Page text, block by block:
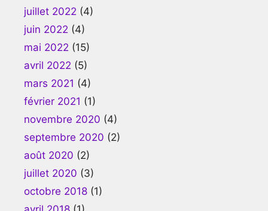
juillet 2022 (4)
juin 2022 (4)
mai 2022 (15)
avril 2022 (5)
mars 2021 (4)
février 2021 (1)
novembre 2020 (4)
septembre 2020 (2)
août 2020 (2)
juillet 2020 (3)
octobre 2018 (1)